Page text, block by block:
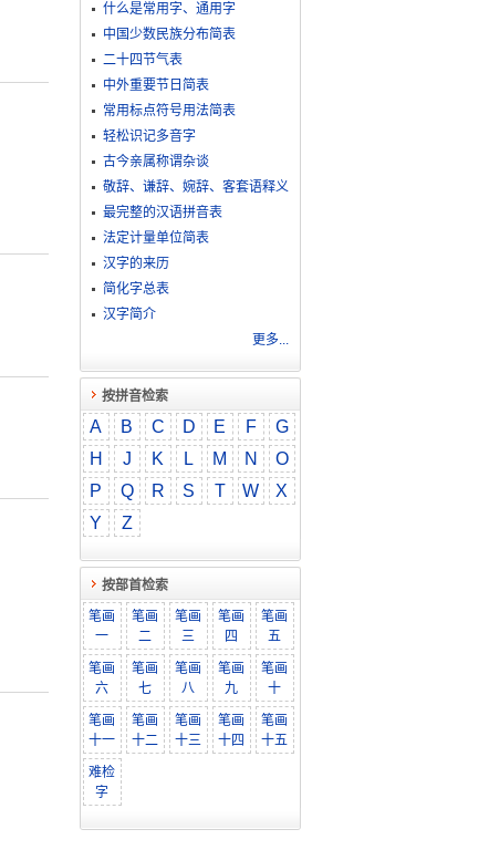
什么是常用字、通用字
中国少数民族分布简表
二十四节气表
中外重要节日简表
常用标点符号用法简表
轻松识记多音字
古今亲属称谓杂谈
敬​辞​、​谦​辞​、​婉​辞​、​客​套​语​释​义
最完整的汉语拼音表
法定计量单位简表
汉字的来历
简化字总表
汉字简介
更多...
按拼音检索
A B C D E F
G
H
J K L M N
O
P
Q R S T W
X
Y
Z
按部首检索
笔画
一
笔画
二
笔画
三
笔画
四
笔画
五
笔画
六
笔画
七
笔画
八
笔画
九
笔画
十
笔画
十一
笔画
十二
笔画
十三
笔画
十四
笔画
十五
难检
字